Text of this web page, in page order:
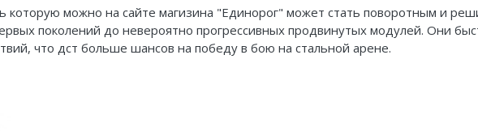
которую можно на сайте магизина "Единорог" может стать поворотным и
поколений до невероятно прогрессивных продвинутых модулей. Они
что дст больше шансов на победу в бою на стальной арене.